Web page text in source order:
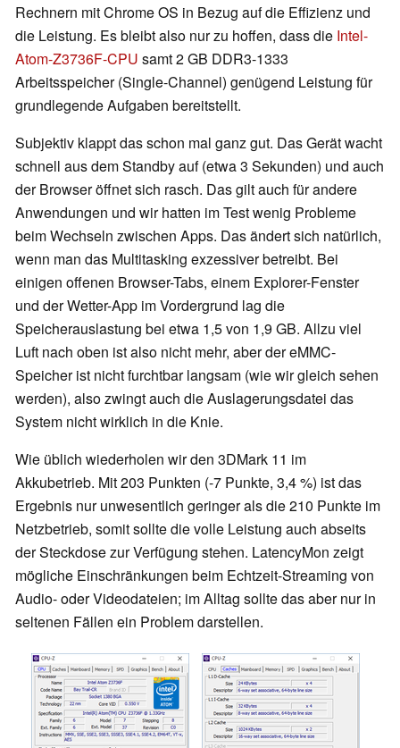
Rechnern mit Chrome OS in Bezug auf die Effizienz und
die Leistung. Es bleibt also nur zu hoffen, dass die Intel-
Atom-Z3736F-CPU samt 2 GB DDR3-1333
Arbeitsspeicher (Single-Channel) genügend Leistung für
grundlegende Aufgaben bereitstellt.
Subjektiv klappt das schon mal ganz gut. Das Gerät wacht
schnell aus dem Standby auf (etwa 3 Sekunden) und auch
der Browser öffnet sich rasch. Das gilt auch für andere
Anwendungen und wir hatten im Test wenig Probleme
beim Wechseln zwischen Apps. Das ändert sich natürlich,
wenn man das Multitasking exzessiver betreibt. Bei
einigen offenen Browser-Tabs, einem Explorer-Fenster
und der Wetter-App im Vordergrund lag die
Speicherauslastung bei etwa 1,5 von 1,9 GB. Allzu viel
Luft nach oben ist also nicht mehr, aber der eMMC-
Speicher ist nicht furchtbar langsam (wie wir gleich sehen
werden), also zwingt auch die Auslagerungsdatei das
System nicht wirklich in die Knie.
Wie üblich wiederholen wir den 3DMark 11 im
Akkubetrieb. Mit 203 Punkten (-7 Punkte, 3,4 %) ist das
Ergebnis nur unwesentlich geringer als die 210 Punkte im
Netzbetrieb, somit sollte die volle Leistung auch abseits
der Steckdose zur Verfügung stehen. LatencyMon zeigt
mögliche Einschränkungen beim Echtzeit-Streaming von
Audio- oder Videodateien; im Alltag sollte das aber nur in
seltenen Fällen ein Problem darstellen.